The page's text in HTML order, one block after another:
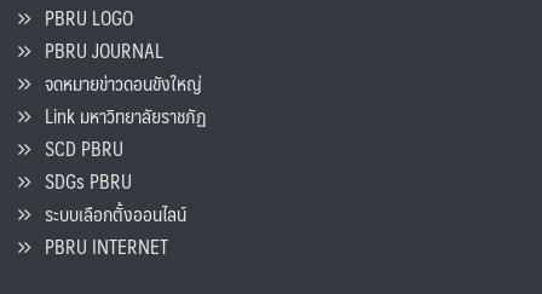
PBRU LOGO
PBRU JOURNAL
จดหมายข่าวดอนขังใหญ่
Link มหาวิทยาลัยราชภัฏ
SCD PBRU
SDGs PBRU
ระบบเลือกตั้งออนไลน์
PBRU INTERNET